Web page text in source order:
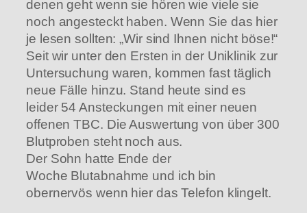
denen geht wenn sie hören wie viele sie
noch angesteckt haben. Wenn Sie das hier
je lesen sollten: „Wir sind Ihnen nicht böse!“
Seit wir unter den Ersten in der Uniklinik zur
Untersuchung waren, kommen fast täglich
neue Fälle hinzu. Stand heute sind es
leider 54 Ansteckungen mit einer neuen
offenen TBC. Die Auswertung von über 300
Blutproben steht noch aus.
Der Sohn hatte Ende der
Woche Blutabnahme und ich bin
obernervös wenn hier das Telefon klingelt.